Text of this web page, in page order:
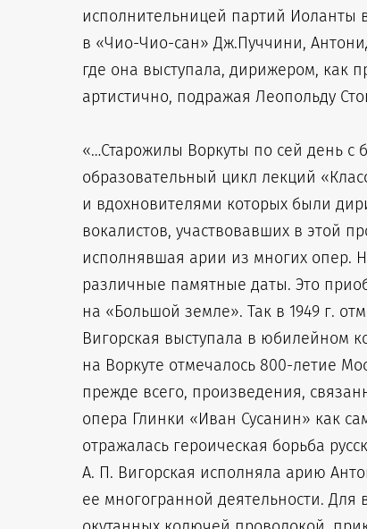
исполнительницей партий Иоланты
в «Чио-Чио-сан» Дж.Пуччини,
где она выступала, дирижером, как
артистично, подражая Леопольду
«…Старожилы Воркуты по сей день с
образовательный цикл лекций
и вдохновителями которых были
вокалистов, участвовавших в этой
исполнявшая арии из многих опер.
различные памятные даты. Это
на «Большой земле». Так в 1949 г.
Вигорская выступала в юбилейном
на Воркуте отмечалось 800-летие
прежде всего, произведения,
опера Глинки «Иван Сусанин» как
отражалась героическая борьба
А. П. Вигорская исполняла арию
ее многогранной деятельности.